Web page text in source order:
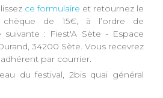
ce formulaire et retournez le
chèque de 15€, à l’ordre de
suivante : Fiest'A Sète - Espace
34200 Sète. Vous recevrez
par courrier.
du festival, 2bis quai général